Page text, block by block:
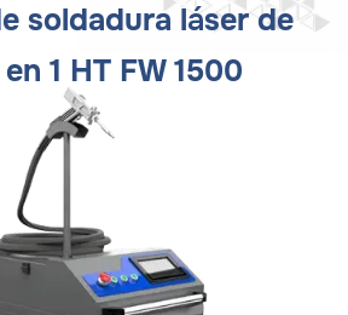
soldadura láser de
1 HT FW 1500